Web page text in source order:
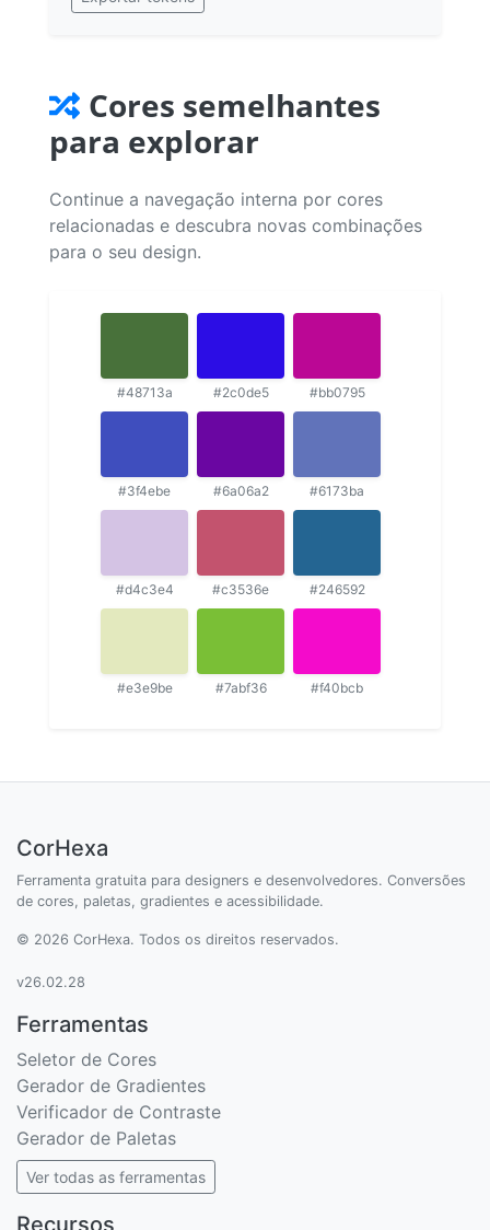
Cores semelhantes
para explorar
Continue a navegação interna por cores
relacionadas e descubra novas combinações
para o seu design.
#48713a #2c0de5 #bb0795
#3f4ebe #6a06a2 #6173ba
#d4c3e4 #c3536e #246592
#e3e9be #7abf36 #f40bcb
CorHexa
Ferramenta gratuita para designers e desenvolvedores. Conversões
de cores, paletas, gradientes e acessibilidade.
© 2026 CorHexa. Todos os direitos reservados.
v26.02.28
Ferramentas
Seletor de Cores
Gerador de Gradientes
Verificador de Contraste
Gerador de Paletas
Ver todas as ferramentas
Recursos